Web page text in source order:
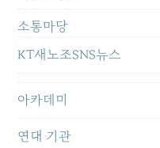
소통마당
KT새노조SNS뉴스
아카데미
연대 기관